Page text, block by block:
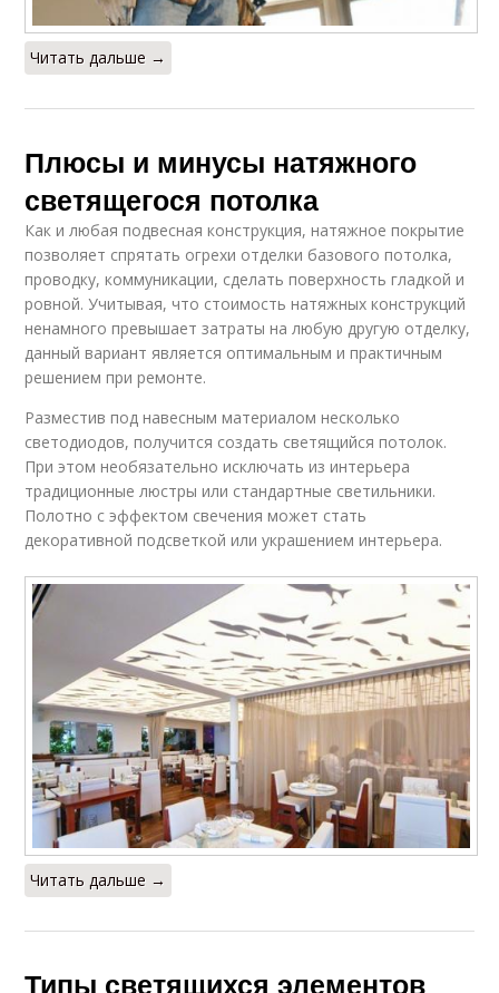
Читать дальше →
Плюсы и минусы натяжного
светящегося потолка
Как и любая подвесная конструкция, натяжное покрытие
позволяет спрятать огрехи отделки базового потолка,
проводку, коммуникации, сделать поверхность гладкой и
ровной. Учитывая, что стоимость натяжных конструкций
ненамного превышает затраты на любую другую отделку,
данный вариант является оптимальным и практичным
решением при ремонте.
Разместив под навесным материалом несколько
светодиодов, получится создать светящийся потолок.
При этом необязательно исключать из интерьера
традиционные люстры или стандартные светильники.
Полотно с эффектом свечения может стать
декоративной подсветкой или украшением интерьера.
Читать дальше →
Типы светящихся элементов